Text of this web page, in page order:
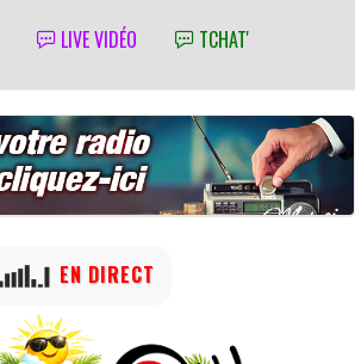
LIVE VIDÉO TCHAT'
EN DIRECT